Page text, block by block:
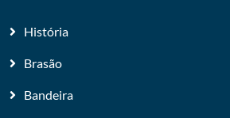
História
Brasão
Bandeira